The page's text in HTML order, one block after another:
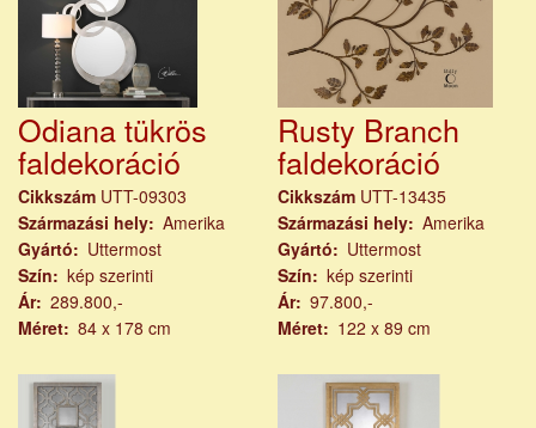
Odiana tükrös
faldekoráció
Cikkszám UTT-09303
Származási hely Amerika
Gyártó
Uttermost
Szín
kép szerinti
Ár 289.800,-
Méret 84 x 178 cm
Rusty Branch
faldekoráció
Cikkszám UTT-13435
Származási hely
Amerika
Gyártó
Uttermost
Szín
kép szerinti
Ár
97.800,-
Méret
122 x 89 cm